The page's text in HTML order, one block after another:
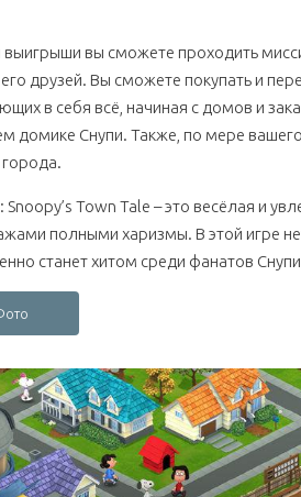
выигрыши вы сможете проходить
его друзей. Вы сможете покупать и
в себя всё, начиная с домов и
домике Снупи. Также, по мере
Snoopy’s Town Tale – это весёлая и
полными харизмы. В этой игре
станет хитом среди фанатов